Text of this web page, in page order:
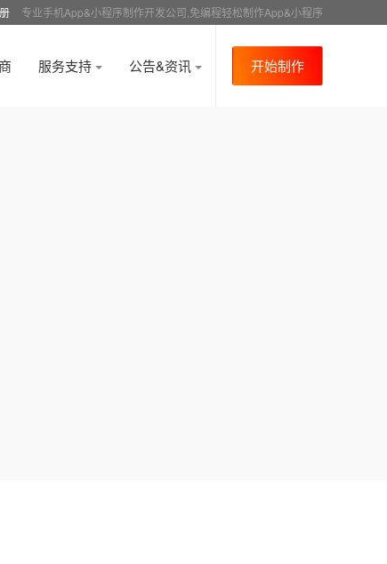
专业手机App&小程序制作开发公司,免编程轻松制作App&小程序
服务支持 公告&资讯 开始制作